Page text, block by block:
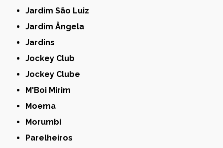
Jardim São Luiz
Jardim Ângela
Jardins
Jockey Club
Jockey Clube
M'Boi Mirim
Moema
Morumbi
Parelheiros